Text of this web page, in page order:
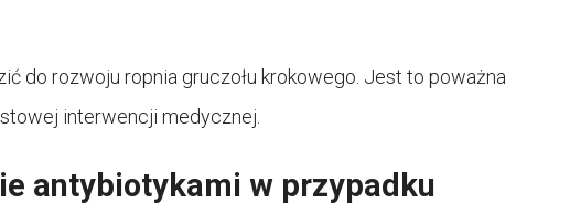
do rozwoju ropnia gruczołu krokowego. Jest to poważna
interwencji medycznej.
antybiotykami w przypadku